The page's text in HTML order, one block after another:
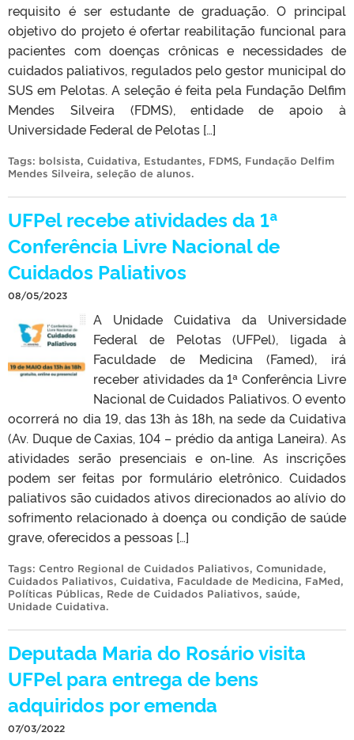
requisito é ser estudante de graduação. O principal
objetivo do projeto é ofertar reabilitação funcional para
pacientes com doenças crônicas e necessidades de
cuidados paliativos, regulados pelo gestor municipal do
SUS em Pelotas. A seleção é feita pela Fundação Delfim
Mendes Silveira (FDMS), entidade de apoio à
Universidade Federal de Pelotas […]
Tags: bolsista, Cuidativa, Estudantes, FDMS, Fundação Delfim
Mendes Silveira, seleção de alunos.
UFPel recebe atividades da 1ª
Conferência Livre Nacional de
Cuidados Paliativos
08/05/2023
A Unidade Cuidativa da Universidade
Federal de Pelotas (UFPel), ligada à
Faculdade de Medicina (Famed), irá
receber atividades da 1ª Conferência Livre
Nacional de Cuidados Paliativos. O evento
ocorrerá no dia 19, das 13h às 18h, na sede da Cuidativa
(Av. Duque de Caxias, 104 – prédio da antiga Laneira). As
atividades serão presenciais e on-line. As inscrições
podem ser feitas por formulário eletrônico. Cuidados
paliativos são cuidados ativos direcionados ao alívio do
sofrimento relacionado à doença ou condição de saúde
grave, oferecidos a pessoas […]
Tags: Centro Regional de Cuidados Paliativos, Comunidade,
Cuidados Paliativos, Cuidativa, Faculdade de Medicina, FaMed,
Políticas Públicas, Rede de Cuidados Paliativos, saúde,
Unidade Cuidativa.
Deputada Maria do Rosário visita
UFPel para entrega de bens
adquiridos por emenda
07/03/2022